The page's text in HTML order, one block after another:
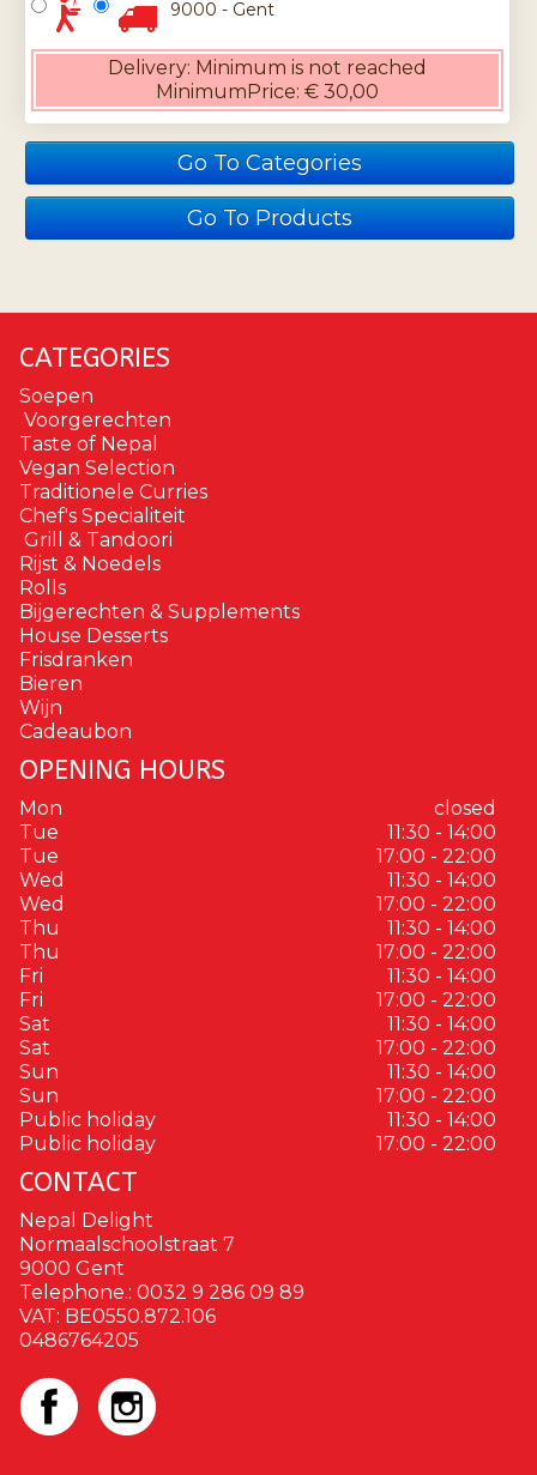
9000 - Gent
Delivery: Minimum is not reached
MinimumPrice: € 30,00
Go To Categories
Go To Products
CATEGORIES
Soepen
Voorgerechten
Taste of Nepal
Vegan Selection
Traditionele Curries
Chef's Specialiteit
Grill & Tandoori
Rijst & Noedels
Rolls
Bijgerechten & Supplements
House Desserts
Frisdranken
Bieren
Wijn
Cadeaubon
OPENING HOURS
Mon
closed
Tue
11:30 - 14:00
Tue
17:00 - 22:00
Wed
11:30 - 14:00
Wed
17:00 - 22:00
Thu
11:30 - 14:00
Thu
17:00 - 22:00
Fri
11:30 - 14:00
Fri
17:00 - 22:00
Sat
11:30 - 14:00
Sat
17:00 - 22:00
Sun
11:30 - 14:00
Sun
17:00 - 22:00
Public holiday
11:30 - 14:00
Public holiday
17:00 - 22:00
CONTACT
Nepal Delight
Normaalschoolstraat 7
9000 Gent
Telephone.: 0032 9 286 09 89
VAT: BE0550.872.106
0486764205